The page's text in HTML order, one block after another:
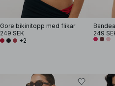
Gore bikinitopp med flikar
249 SEK
+2
249